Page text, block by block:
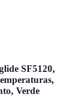
SF5120,
Verde